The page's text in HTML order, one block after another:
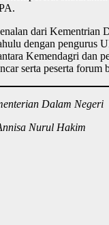
dari Kementrian
dengan pengurus
Kemendagri dan
serta peserta forum
Dalam Negeri
Nurul Hakim